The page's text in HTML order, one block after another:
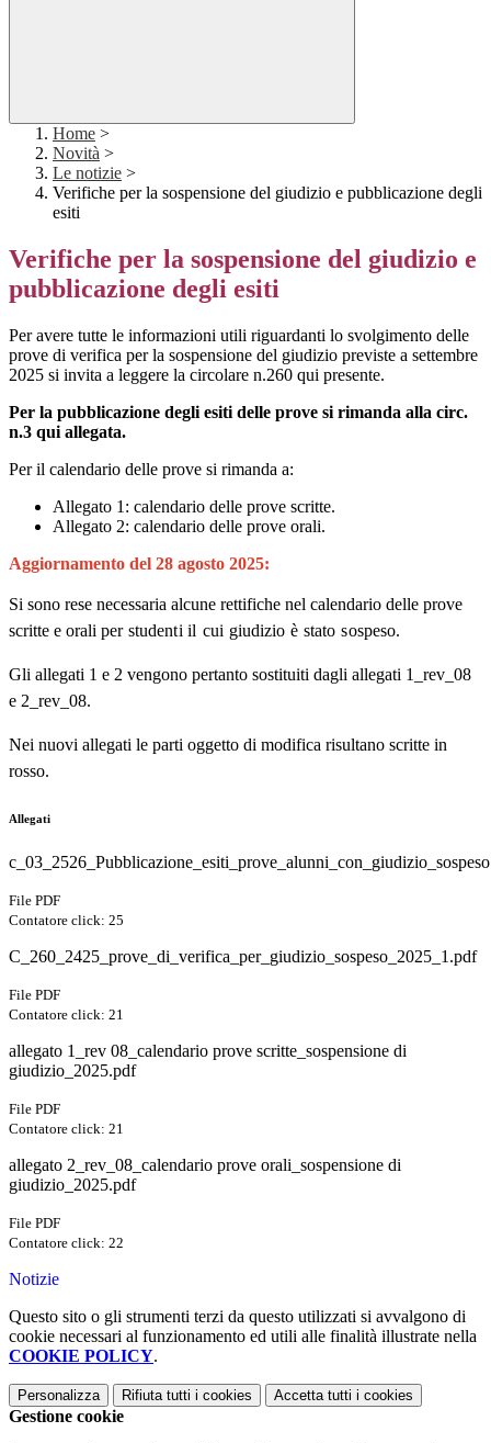
Home >
Novità >
Le notizie >
Verifiche per la sospensione del giudizio e pubblicazione degli
esiti
Verifiche per la sospensione del giudizio e
pubblicazione degli esiti
Per avere tutte le informazioni utili riguardanti lo svolgimento delle
prove di verifica per la sospensione del giudizio previste a settembre
2025 si invita a leggere la circolare n.260 qui presente.
Per la pubblicazione degli esiti delle prove si rimanda alla circ.
n.3 qui allegata.
Per il calendario delle prove si rimanda a:
Allegato 1: calendario delle prove scritte.
Allegato 2: calendario delle prove orali.
Aggiornamento del 28 agosto 2025:
Si sono rese necessaria alcune rettifiche nel calendario delle prove
scritte e orali per studenti il cui giudizio è stato sospeso.
Gli allegati 1 e 2 vengono pertanto sostituiti dagli allegati 1_rev_08
e 2_rev_08.
Nei nuovi allegati le parti oggetto di modifica risultano scritte in
rosso.
Allegati
File PDF
Contatore click: 25
C_260_2425_prove_di_verifica_per_giudizio_sospeso_2025_1.pdf
File PDF
Contatore click: 21
allegato 1_rev 08_calendario prove scritte_sospensione di
giudizio_2025.pdf
File PDF
Contatore click: 21
allegato 2_rev_08_calendario prove orali_sospensione di
giudizio_2025.pdf
File PDF
Contatore click: 22
Notizie
Questo sito o gli strumenti terzi da questo utilizzati si avvalgono di
cookie necessari al funzionamento ed utili alle finalità illustrate nella
COOKIE POLICY.
Personalizza Rifiuta tutti i cookies Accetta tutti i cookies
Gestione cookie